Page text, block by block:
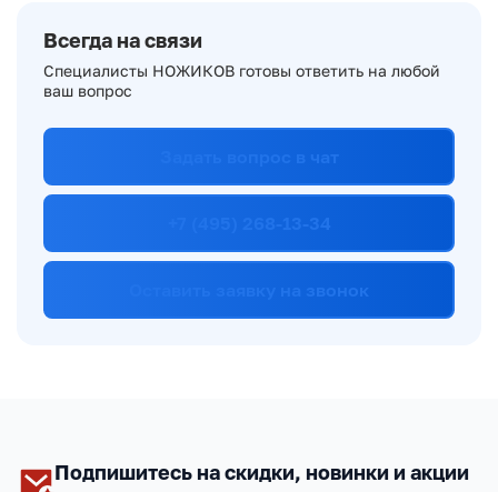
Всегда на связи
Специалисты НОЖИКОВ готовы ответить на любой
ваш вопрос
Подпишитесь на скидки, новинки и акции